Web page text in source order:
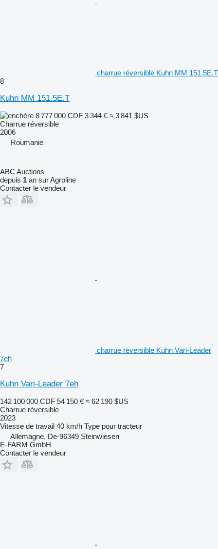
charrue réversible Kuhn MM 151.5E.T
8
Kuhn MM 151.5E.T
8 777 000 CDF 3 344 € ≈ 3 841 $US
Charrue réversible
2006
Roumanie
ABC Auctions
depuis 1 an sur Agroline
Contacter le vendeur
charrue réversible Kuhn Vari-Leader
7eh
7
Kuhn Vari-Leader 7eh
142 100 000 CDF 54 150 € ≈ 62 190 $US
Charrue réversible
2023
Vitesse de travail 40 km/h Type pour tracteur
Allemagne, De-96349 Steinwiesen
E-FARM GmbH
Contacter le vendeur